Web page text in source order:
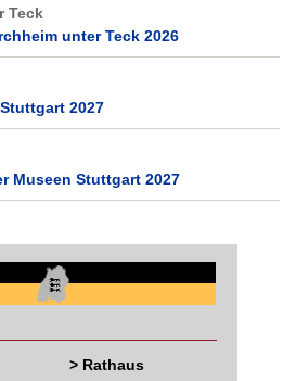
Teck
unter Teck 2026
2027
Museen Stuttgart 2027
> Rathaus